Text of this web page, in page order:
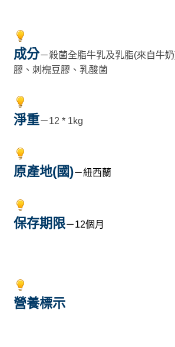
成分－殺菌全脂牛乳及乳脂(來自牛
膠、刺槐豆膠、乳酸菌
淨重－12 * 1kg
原產地(國)－紐西蘭
保存期限－12個月
營養標示